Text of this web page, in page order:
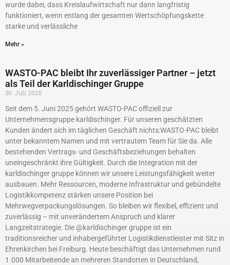
wurde dabei, dass Kreislaufwirtschaft nur dann langfristig
funktioniert, wenn entlang der gesamten Wertschöpfungskette
starke und verlässliche
Mehr »
WASTO-PAC bleibt Ihr zuverlässiger Partner – jetzt
als Teil der Karldischinger Gruppe
30. Juli 2025
Seit dem 5. Juni 2025 gehört WASTO-PAC offiziell zur
Unternehmensgruppe karldischinger. Für unseren geschätzten
Kunden ändert sich im täglichen Geschäft nichts:WASTO-PAC bleibt
unter bekanntem Namen und mit vertrautem Team für Sie da. Alle
bestehenden Vertrags- und Geschäftsbeziehungen behalten
uneingeschränkt ihre Gültigkeit. Durch die Integration mit der
karldischinger gruppe können wir unsere Leistungsfähigkeit weiter
ausbauen. Mehr Ressourcen, moderne Infrastruktur und gebündelte
Logistikkompetenz stärken unsere Position bei
Mehrwegverpackungslösungen. So bleiben wir flexibel, effizient und
zuverlässig – mit unverändertem Anspruch und klarer
Langzeitstrategie. Die @karldischinger gruppe ist ein
traditionsreicher und inhabergeführter Logistikdienstleister mit Sitz in
Ehrenkirchen bei Freiburg. Heute beschäftigt das Unternehmen rund
1.000 Mitarbeitende an mehreren Standorten in Deutschland,